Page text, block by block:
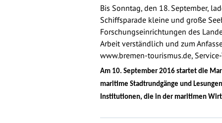
Bis Sonntag, den 18. September,
Schiffsparade kleine und große
Forschungseinrichtungen des
Arbeit verständlich und zum
www.bremen-tourismus.de,
Am 10. September 2016 startet die
maritime Stadtrundgänge und
Institutionen, die in der maritimen